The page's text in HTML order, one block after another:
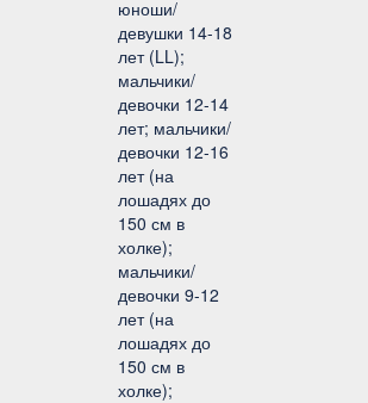
юноши/
девушки 14-18
лет (LL);
мальчики/
девочки 12-14
лет; мальчики/
девочки 12-16
лет (на
лошадях до
150 см в
холке);
мальчики/
девочки 9-12
лет (на
лошадях до
150 см в
холке);